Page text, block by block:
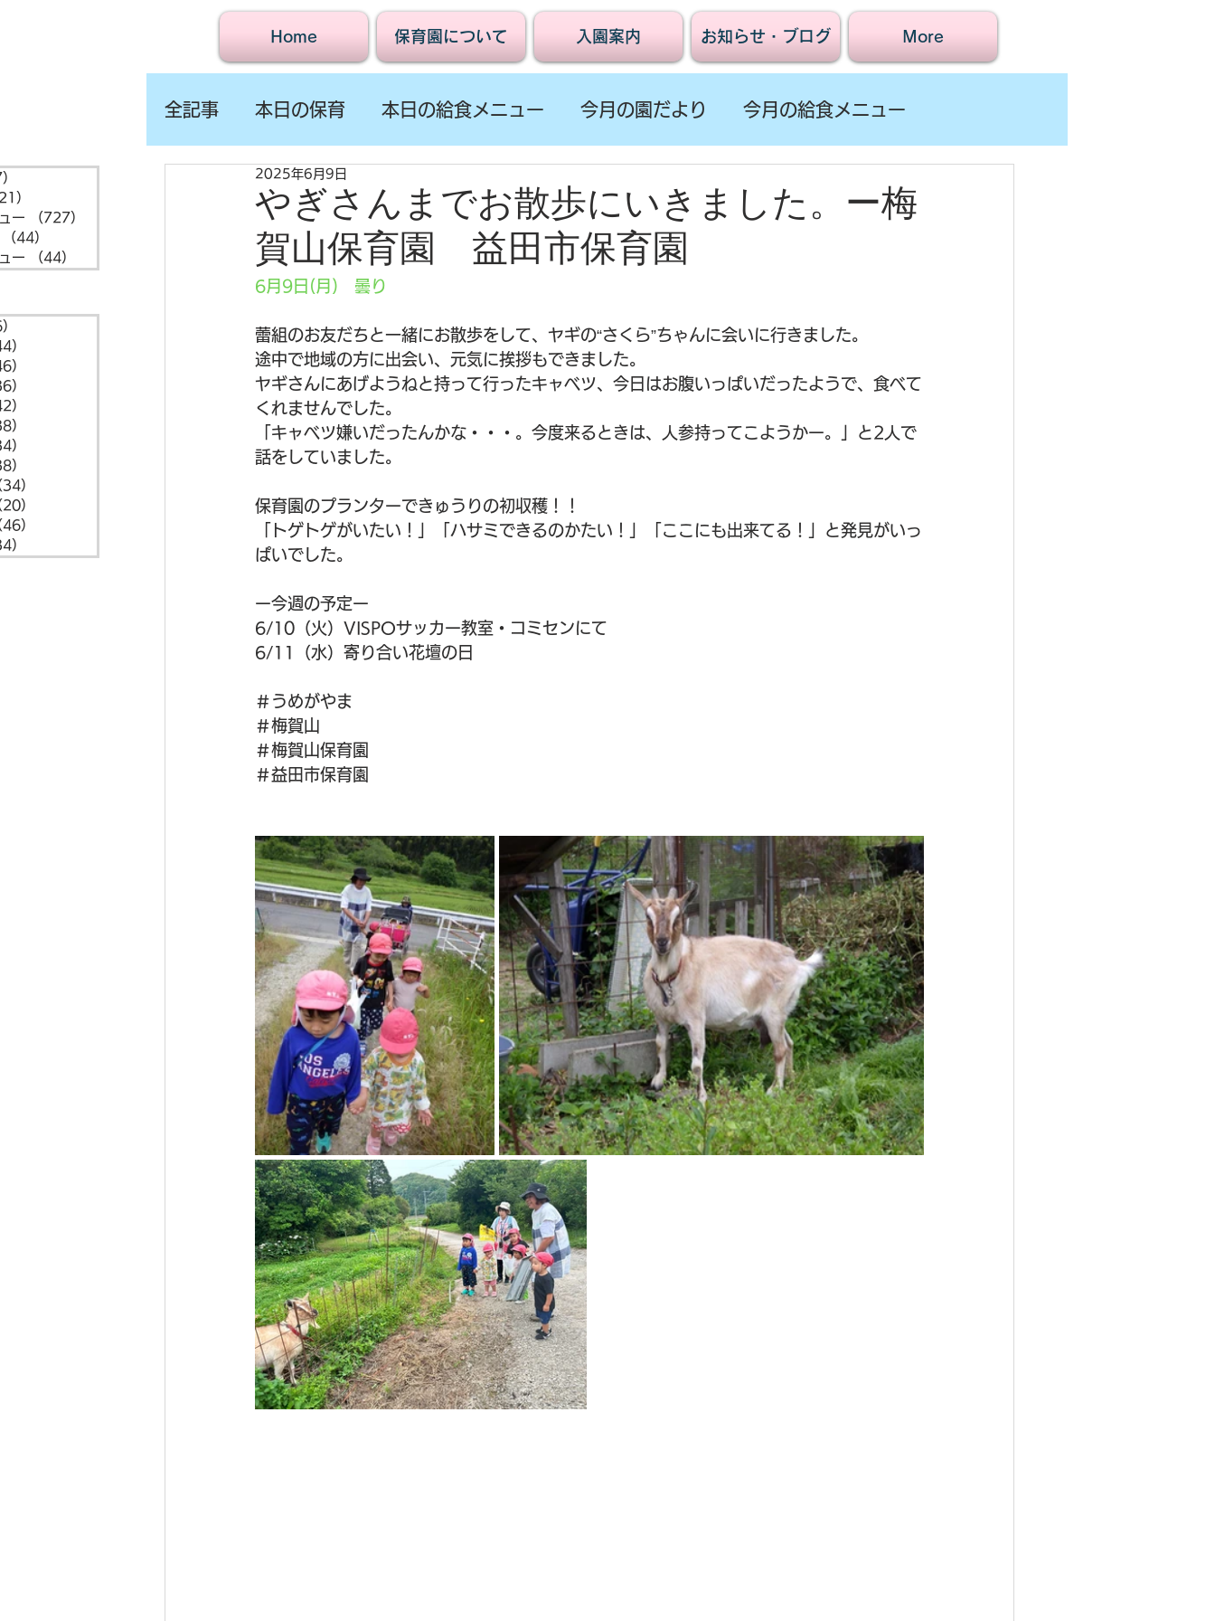
Home 保育園について 入園案内 お知らせ・ブログ More
）
ー
（727）
（44）
ー
（44）
）
）
）
）
）
）
）
）
）
）
）
全記事 本日の保育 本日の給食メニュー 今月の園だより 今月の給食メニュー
やぎさんまでお散歩にいきました。ー梅
賀山保育園 益田市保育園
2025年6月9日
6月9日(月)　曇り
蕾組のお友だちと一緒にお散歩をして、ヤギの“さくら”ちゃんに会いに行きました。
途中で地域の方に出会い、元気に挨拶もできました。
ヤギさんにあげようねと持って行ったキャベツ、今日はお腹いっぱいだったようで、食べて
くれませんでした。
「キャベツ嫌いだったんかな・・・。今度来るときは、人参持ってこようかー。」と2人で
話をしていました。
保育園のプランターできゅうりの初収穫！！
「トゲトゲがいたい！」「ハサミできるのかたい！」「ここにも出来てる！」と発見がいっ
ぱいでした。
ー今週の予定ー
6/10（火）VISPOサッカー教室・コミセンにて
6/11（水）寄り合い花壇の日
＃うめがやま
＃梅賀山
＃梅賀山保育園
＃益田市保育園